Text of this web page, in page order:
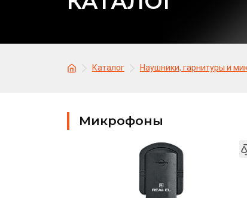
Каталог Наушники, гарнитуры и
Микрофоны